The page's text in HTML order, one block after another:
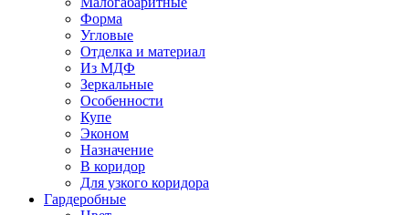
Форма
Угловые
Отделка и материал
Из МДФ
Зеркальные
Особенности
Купе
Эконом
Назначение
В коридор
Для узкого коридора
Гардеробные